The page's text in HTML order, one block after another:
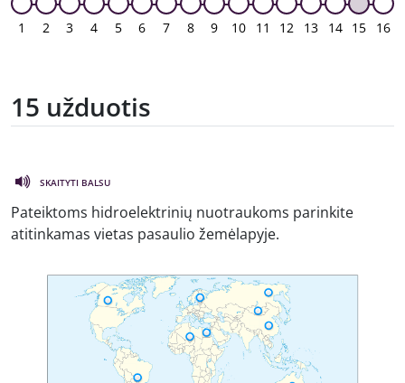
1 2 3 4 5 6 7 8 9 10 11 12 13 14 15 16
15 užduotis
SKAITYTI BALSU
Pateiktoms hidroelektrinių nuotraukoms parinkite
atitinkamas vietas pasaulio žemėlapyje.